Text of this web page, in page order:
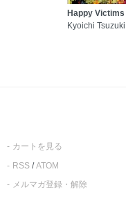
Happy
Kyoichi
カートを見る
RSS/ATOM
メルマガ登録・解除